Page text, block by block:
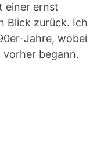
einer ernst
Blick zurück. Ich
Jahre, wobei
vorher begann.